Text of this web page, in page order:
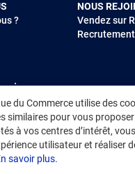
du Commerce utilise des
similaires pour vous
à vos centres d’intérêt,
utilisateur et réaliser
savoir plus.
?
Commerce
NOUS
Vendez sur
Recrutement
LÉGALES